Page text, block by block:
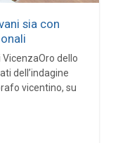
sia con
VicenzaOro dello
dell’indagine
vicentino, su